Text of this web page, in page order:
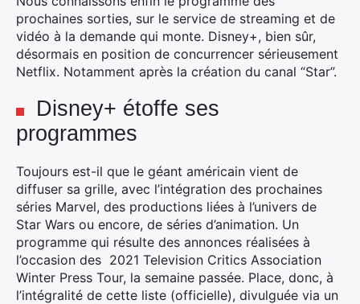
prochaines sorties, sur le service de streaming et de
vidéo à la demande qui monte. Disney+, bien sûr,
désormais en position de concurrencer sérieusement
Netflix. Notamment après la création du canal “Star”.
Disney+ étoffe ses
programmes
Toujours est-il que le géant américain vient de
diffuser sa grille, avec l’intégration des prochaines
séries Marvel, des productions liées à l’univers de
Star Wars ou encore, de séries d’animation. Un
programme qui résulte des annonces réalisées à
l’occasion des 2021 Television Critics Association
Winter Press Tour, la semaine passée. Place, donc, à
l’intégralité de cette liste (officielle), divulguée via un